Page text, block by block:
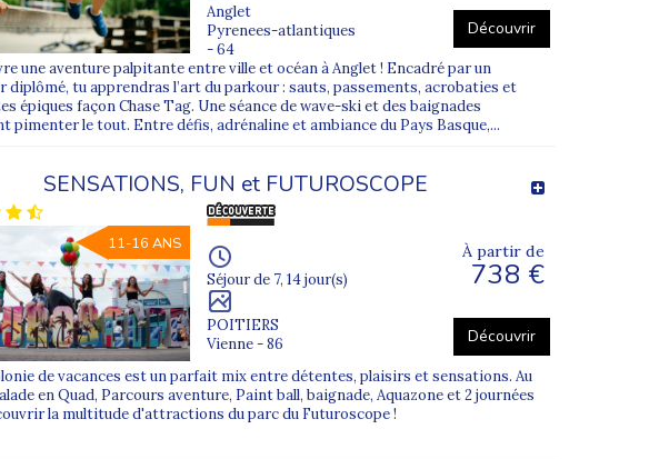
Anglet
Pyrenees-atlantiques
- 64
Découvrir
une aventure palpitante entre ville et océan à Anglet ! Encadré par un
diplômé, tu apprendras l’art du parkour : sauts, passements, acrobaties et
épiques façon Chase Tag. Une séance de wave-ski et des baignades
pimenter le tout. Entre défis, adrénaline et ambiance du Pays Basque,...
SENSATIONS, FUN et FUTUROSCOPE
11-16 ANS
Séjour de 7, 14 jour(s)
POITIERS
Vienne - 86
À partir de
738 €
Découvrir
de vacances est un parfait mix entre détentes, plaisirs et sensations. Au
en Quad, Parcours aventure, Paint ball, baignade, Aquazone et 2 journées
la multitude d'attractions du parc du Futuroscope !